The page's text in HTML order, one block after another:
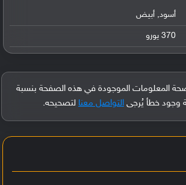
أسود, أبيض
370 يورو
المعلومات الموجودة في هذه الصفحة بنسبة
التواصل معنا لتصحيحه.